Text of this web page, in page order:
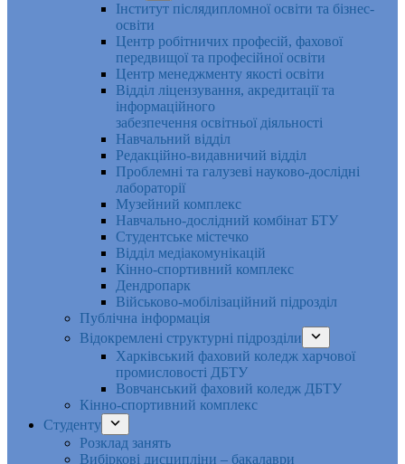
Інститут післядипломної освіти та бізнес-
освіти
Центр робітничих професій, фахової
передвищої та професійної освіти
Центр менеджменту якості освіти
Відділ ліцензування, акредитації та
інформаційного
забезпечення освітньої діяльності
Навчальний відділ
Редакційно-видавничий відділ
Проблемні та галузеві науково-дослідні
лабораторії
Музейний комплекс
Навчально-дослідний комбінат БТУ
Студентське містечко
Відділ медіакомунікацій
Кінно-спортивний комплекс
Дендропарк
Військово-мобілізаційний підрозділ
Публічна інформація
Відокремлені структурні підрозділи
Харківський фаховий коледж харчової
промисловості ДБТУ
Вовчанський фаховий коледж ДБТУ
Кінно-спортивний комплекс
Студенту
Розклад занять
Вибіркові дисципліни – бакалаври